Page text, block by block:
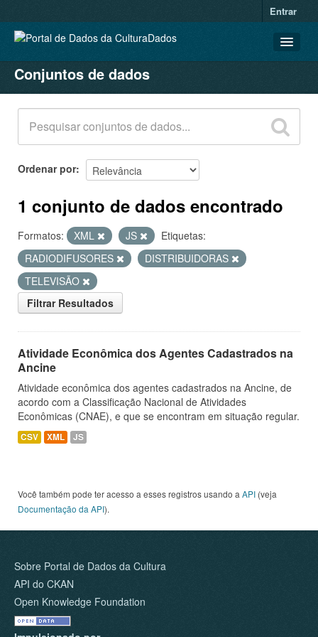
Entrar
CONJUNTOS DE DADOS
ORGANIZAÇÕES
GRUPOS
SOBRE
Conjuntos de dados
Ordenar por
1 conjunto de dados encontrado
Formatos: XML JS
Etiquetas:
RADIODIFUSORES
DISTRIBUIDORAS
TELEVISÃO
Filtrar Resultados
Atividade Econômica dos Agentes Cadastrados na
Ancine
Atividade econômica dos agentes cadastrados na Ancine, de
acordo com a Classificação Nacional de Atividades
Econômicas (CNAE), e que se encontram em situação regular.
CSV XML JS
Você também pode ter acesso a esses registros usando a API (veja
Documentação da API).
Sobre Portal de Dados da Cultura
API do CKAN
Open Knowledge Foundation